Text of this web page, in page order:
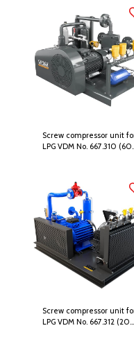
Screw compressor unit
LPG VDM No. 667.310 (60
Screw compressor unit
LPG VDM No. 667.312 (200